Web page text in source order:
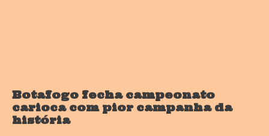
Botafogo fecha campeonato
carioca com pior campanha da
história